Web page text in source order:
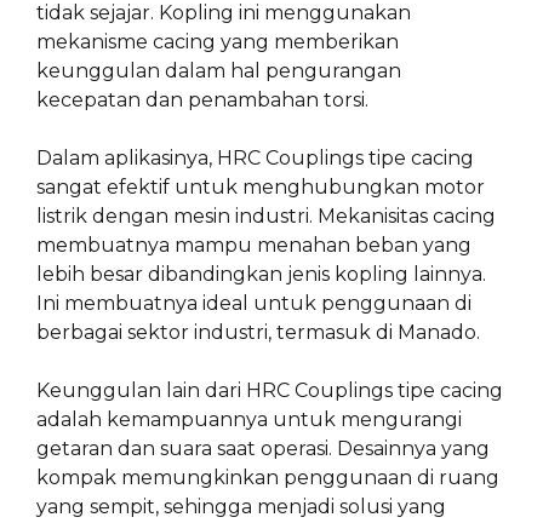
tidak sejajar. Kopling ini menggunakan
mekanisme cacing yang memberikan
keunggulan dalam hal pengurangan
kecepatan dan penambahan torsi.
Dalam aplikasinya, HRC Couplings tipe cacing
sangat efektif untuk menghubungkan motor
listrik dengan mesin industri. Mekanisitas cacing
membuatnya mampu menahan beban yang
lebih besar dibandingkan jenis kopling lainnya.
Ini membuatnya ideal untuk penggunaan di
berbagai sektor industri, termasuk di Manado.
Keunggulan lain dari HRC Couplings tipe cacing
adalah kemampuannya untuk mengurangi
getaran dan suara saat operasi. Desainnya yang
kompak memungkinkan penggunaan di ruang
yang sempit, sehingga menjadi solusi yang